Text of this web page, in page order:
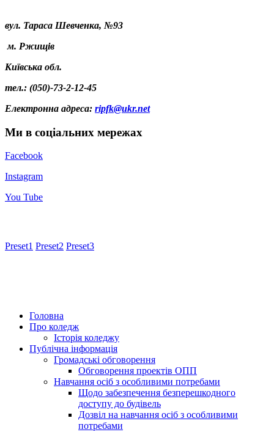
вул. Тараса Шевченка, №93
м. Ржищів
Київська обл.
тел.: (050)-73-2-12-45
Електронна адреса: ripfk@ukr.net
Ми в соціальних мережах
Facebook
Instagram
You Tube
Preset1 Preset2 Preset3
Головна
Про коледж
Історія коледжу
Публічна інформація
Громадські обговорення
Обговорення проектів ОПП
Навчання осіб з особливими потребами
Щодо забезпечення безперешкодного
доступу до будівель
Дозвіл на навчання осіб з особливими
потребами